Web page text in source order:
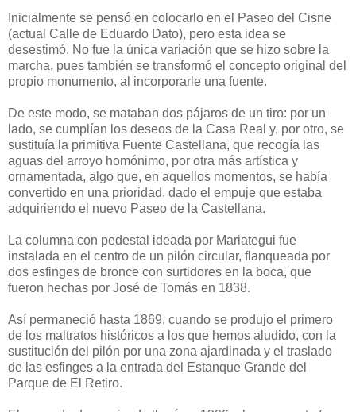
Inicialmente se pensó en colocarlo en el Paseo del Cisne
(actual Calle de Eduardo Dato), pero esta idea se
desestimó. No fue la única variación que se hizo sobre la
marcha, pues también se transformó el concepto original del
propio monumento, al incorporarle una fuente.
De este modo, se mataban dos pájaros de un tiro: por un
lado, se cumplían los deseos de la Casa Real y, por otro, se
sustituía la primitiva Fuente Castellana, que recogía las
aguas del arroyo homónimo, por otra más artística y
ornamentada, algo que, en aquellos momentos, se había
convertido en una prioridad, dado el empuje que estaba
adquiriendo el nuevo Paseo de la Castellana.
La columna con pedestal ideada por Mariategui fue
instalada en el centro de un pilón circular, flanqueada por
dos esfinges de bronce con surtidores en la boca, que
fueron hechas por José de Tomás en 1838.
Así permaneció hasta 1869, cuando se produjo el primero
de los maltratos históricos a los que hemos aludido, con la
sustitución del pilón por una zona ajardinada y el traslado
de las esfinges a la entrada del Estanque Grande del
Parque de El Retiro.